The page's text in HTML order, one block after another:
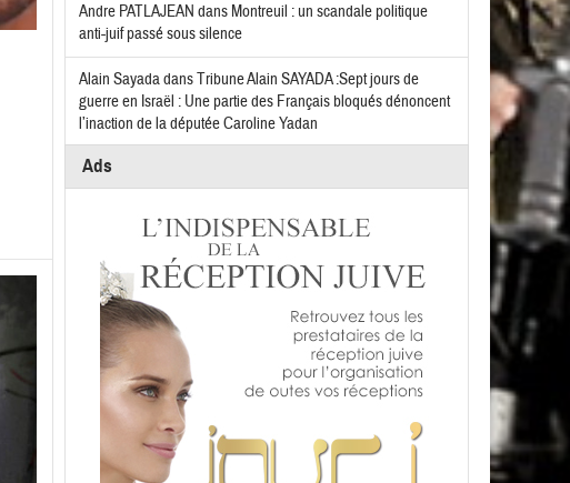
Andre PATLAJEAN dans Montreuil : un scandale politique
anti-juif passé sous silence
Alain SayadadansTribune Alain SAYADA :Sept jours de
guerre en Israël : Une partie des Français bloqués dénoncent
l’inaction de la députée Caroline Yadan
Ads